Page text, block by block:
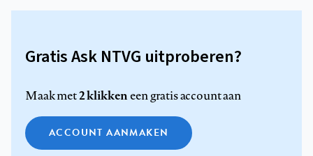
Gratis Ask NTVG uitproberen?
Maak met2 klikkeneen gratis account aan
ACCOUNT AANMAKEN